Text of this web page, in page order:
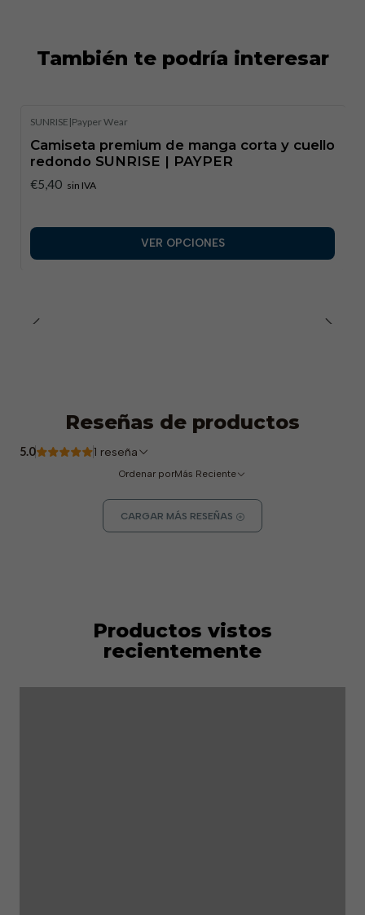
También te podría interesar
SUNRISE |Payper Wear
Camiseta premium de manga corta y cuello
redondo SUNRISE | PAYPER
€5,40 sin IVA
VER OPCIONES
Reseñas de productos
5.0 1 reseña
Ordenar porMás Reciente
CARGAR MÁS RESEÑAS
Productos vistos
recientemente